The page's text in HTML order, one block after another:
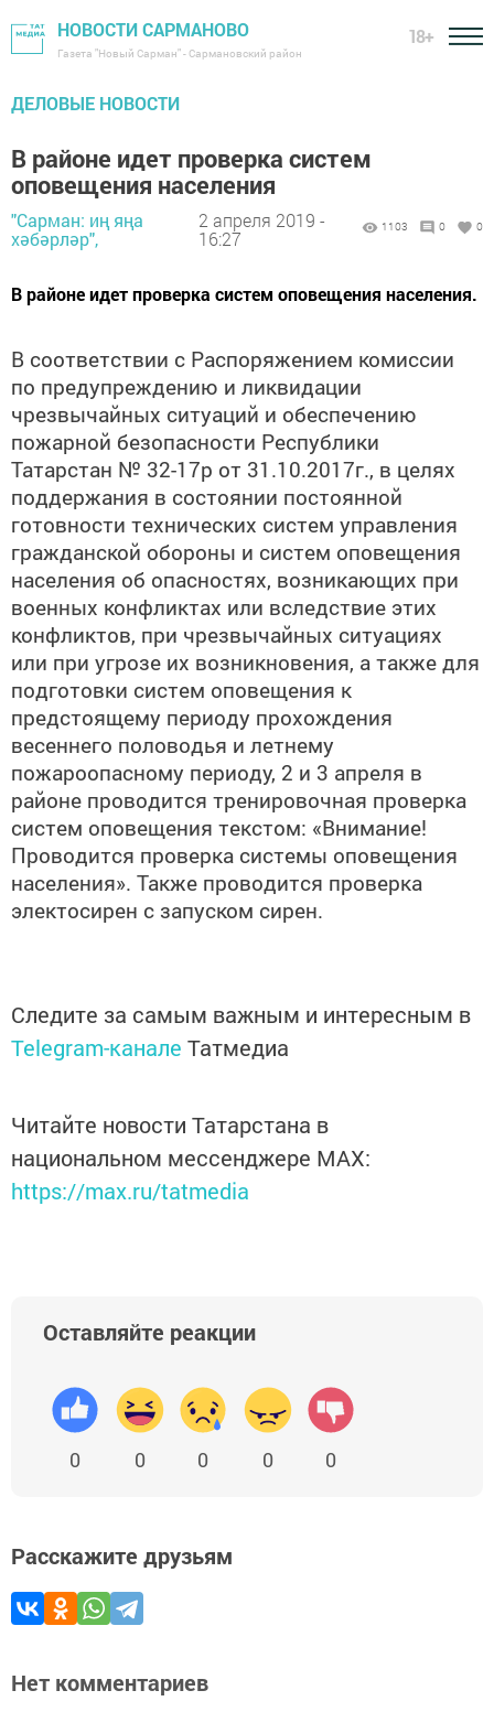
НОВОСТИ САРМАНОВО
Газета "Новый Сарман" - Сармановский район
18+
ДЕЛОВЫЕ НОВОСТИ
В районе идет проверка систем
оповещения населения
"Сарман: иң яңа
хәбәрләр",
2 апреля 2019 -
16:27
1103 0 0
В районе идет проверка систем оповещения населения.
В соответствии с Распоряжением комиссии
по предупреждению и ликвидации
чрезвычайных ситуаций и обеспечению
пожарной безопасности Республики
Татарстан № 32-17р от 31.10.2017г., в целях
поддержания в состоянии постоянной
готовности технических систем управления
гражданской обороны и систем оповещения
населения об опасностях, возникающих при
военных конфликтах или вследствие этих
конфликтов, при чрезвычайных ситуациях
или при угрозе их возникновения, а также для
подготовки систем оповещения к
предстоящему периоду прохождения
весеннего половодья и летнему
пожароопасному периоду, 2 и 3 апреля в
районе проводится тренировочная проверка
систем оповещения текстом: «Внимание!
Проводится проверка системы оповещения
населения». Также проводится проверка
электосирен с запуском сирен.
Следите за самым важным и интересным в
Telegram-канале Татмедиа
Читайте новости Татарстана в
национальном мессенджере MАХ:
https://max.ru/tatmedia
Оставляйте реакции
0 0 0 0 0
Расскажите друзьям
Нет комментариев